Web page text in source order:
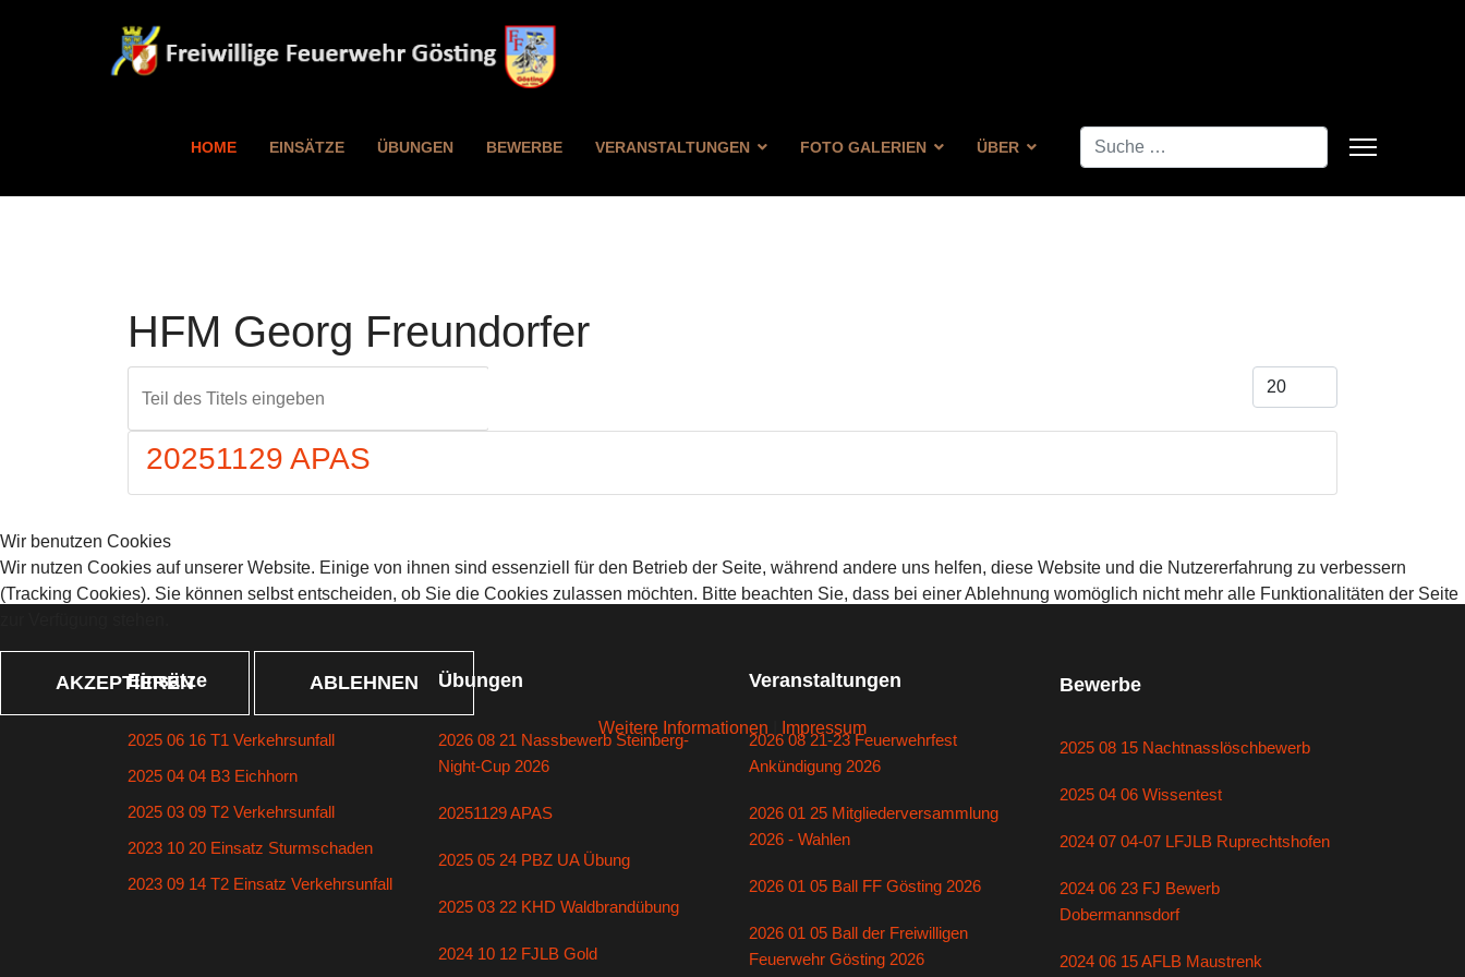
HOME EINSÄTZE ÜBUNGEN BEWERBE VERANSTALTUNGEN FOTO GALERIEN ÜBER Suchen
HFM Georg Freundorfer
Anzeige #
20251129 APAS
Einsätze
2025 06 16 T1 Verkehrsunfall
2025 04 04 B3 Eichhorn
2025 03 09 T2 Verkehrsunfall
2023 10 20 Einsatz Sturmschaden
2023 09 14 T2 Einsatz Verkehrsunfall
Übungen
2026 08 21 Nassbewerb Steinberg-
Night-Cup 2026
20251129 APAS
2025 05 24 PBZ UA Übung
2025 03 22 KHD Waldbrandübung
2024 10 12 FJLB Gold
Veranstaltungen
2026 08 21-23 Feuerwehrfest
Ankündigung 2026
2026 01 25 Mitgliederversammlung
2026 - Wahlen
2026 01 05 Ball FF Gösting 2026
2026 01 05 Ball der Freiwilligen
Feuerwehr Gösting 2026
Bewerbe
2025 08 15 Nachtnasslöschbewerb
2025 04 06 Wissentest
2024 07 04-07 LFJLB Ruprechtshofen
2024 06 23 FJ Bewerb
Dobermannsdorf
2024 06 15 AFLB Maustrenk
Wir benutzen Cookies
Wir nutzen Cookies auf unserer Website. Einige von ihnen sind essenziell für den Betrieb der Seite, während andere uns helfen, diese Website und die Nutzererfahrung zu verbessern
(Tracking Cookies). Sie können selbst entscheiden, ob Sie die Cookies zulassen möchten. Bitte beachten Sie, dass bei einer Ablehnung womöglich nicht mehr alle Funktionalitäten der Seite
AKZEPTIEREN ABLEHNEN
Weitere Informationen Impressum